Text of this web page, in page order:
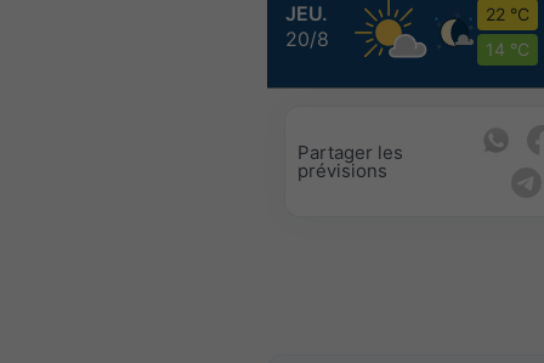
JEU.
20/8
22 °C
14 °C
Partager les
prévisions